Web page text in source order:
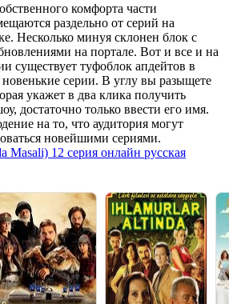
комфорта части
раздельно от серий на
Несколько минуя склонен блок с
на портале. Вот и все и на
существует туфоблок апдейтов в
серии. В углу вы разыщете
укажет в два клика получить
достаточно только ввести его имя.
на то, что аудитория могут
новейшими сериями.
Masali) 12 серия онлайн русская